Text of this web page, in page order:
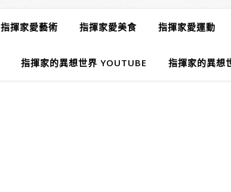
指揮家愛藝術 指揮家愛美食 指揮家愛運動
指揮家的異想世界 YOUTUBE 指揮家的異想